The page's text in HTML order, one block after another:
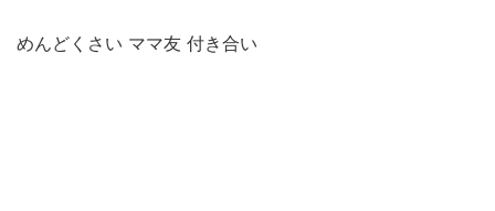
めんどくさい ママ友 付き合い